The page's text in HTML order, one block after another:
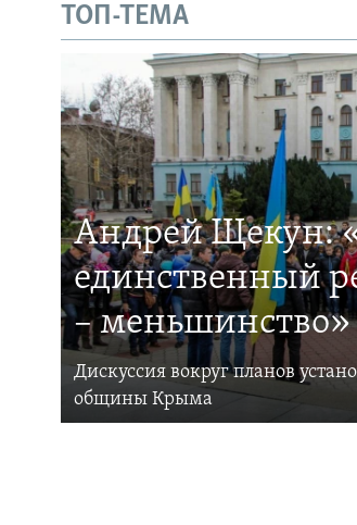
ТОП-ТЕМА
Андрей Щекун:
единственный
– меньшинство»
Дискуссия вокруг планов
общины Крыма